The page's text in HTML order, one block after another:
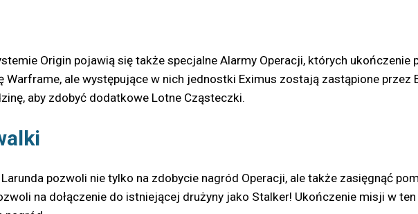
Origin pojawią się także specjalne Alarmy Operacji, których
ale występujące w nich jednostki Eximus zostają zastąpione przez
aby zdobyć dodatkowe Lotne Cząsteczki.
pozwoli nie tylko na zdobycie nagród Operacji, ale także zasięgnąć
na dołączenie do istniejącej drużyny jako Stalker! Ukończenie misji w